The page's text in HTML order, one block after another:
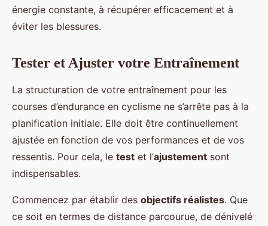
énergie constante, à récupérer efficacement et à
éviter les blessures.
Tester et Ajuster votre Entraînement
La structuration de votre entraînement pour les
courses d’endurance en cyclisme ne s’arrête pas à la
planification initiale. Elle doit être continuellement
ajustée en fonction de vos performances et de vos
ressentis. Pour cela, le test et l’ajustement sont
indispensables.
Commencez par établir des objectifs réalistes. Que
ce soit en termes de distance parcourue, de dénivelé